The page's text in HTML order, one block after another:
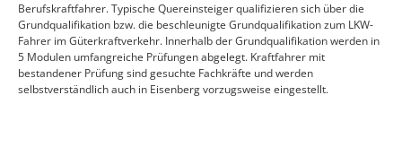
Berufskraftfahrer. Typische Quereinsteiger qualifizieren sich über die
Grundqualifikation bzw. die beschleunigte Grundqualifikation zum LKW-
Fahrer im Güterkraftverkehr. Innerhalb der Grundqualifikation werden in
5 Modulen umfangreiche Prüfungen abgelegt. Kraftfahrer mit
bestandener Prüfung sind gesuchte Fachkräfte und werden
selbstverständlich auch in Eisenberg vorzugsweise eingestellt.